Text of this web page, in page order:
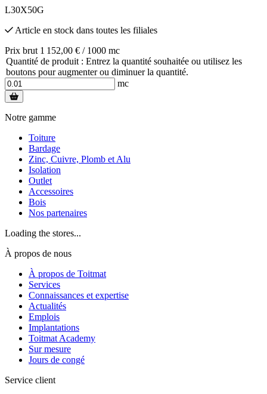
L30X50G
Article en stock dans toutes les filiales
Prix brut 1 152,00 € / 1000 mc
Quantité de produit : Entrez la quantité souhaitée ou utilisez les
boutons pour augmenter ou diminuer la quantité.
mc
Notre gamme
Toiture
Bardage
Zinc, Cuivre, Plomb et Alu
Isolation
Outlet
Accessoires
Bois
Nos partenaires
Loading the stores...
À propos de nous
À propos de Toitmat
Services
Connaissances et expertise
Actualités
Emplois
Implantations
Toitmat Academy
Sur mesure
Jours de congé
Service client